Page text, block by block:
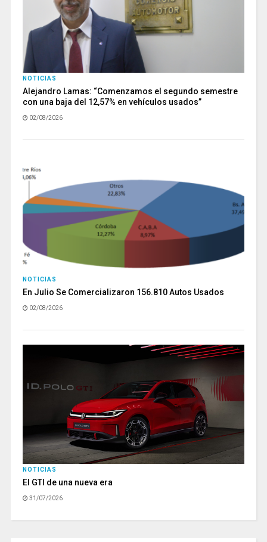
NOTICIAS
Alejandro Lamas: “Comenzamos el segundo semestre
con una baja del 12,57% en vehículos usados”
02/08/2026
NOTICIAS
En Julio Se Comercializaron 156.810 Autos Usados
02/08/2026
NOTICIAS
El GTI de una nueva era
31/07/2026